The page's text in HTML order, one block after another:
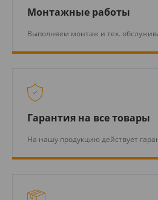
Монтажные работы
Выполняем монтаж и тех.
Гарантия на все товары
На нашу продукцию действует